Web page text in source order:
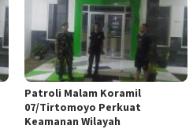
Patroli Malam Koramil
07/Tirtomoyo Perkuat
Keamanan Wilayah